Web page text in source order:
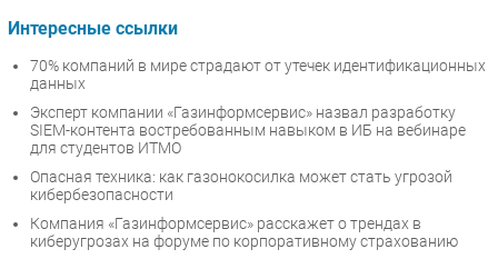
Интересные ссылки
70% компаний в мире страдают от утечек идентификационных
данных
Эксперт компании «Газинформсервис» назвал разработку
SIEM-контента востребованным навыком в ИБ на вебинаре
для студентов ИТМО
Опасная техника: как газонокосилка может стать угрозой
кибербезопасности
Компания «Газинформсервис» расскажет о трендах в
киберугрозах на форуме по корпоративному страхованию